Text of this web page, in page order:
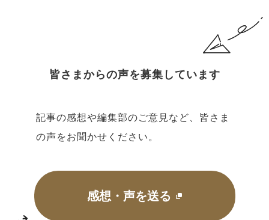
皆さまからの声を募集しています
記事の感想や編集部のご意見など、皆さま
の声をお聞かせください。
感想・声を送る